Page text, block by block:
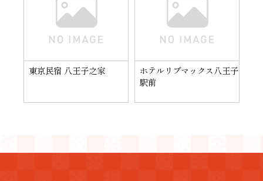
東京民宿 八王子之家
ホテルリブマックス八王子
駅前